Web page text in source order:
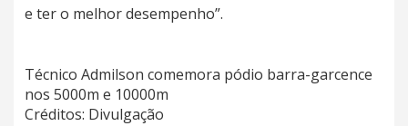
e ter o melhor desempenho”.
Técnico Admilson comemora pódio barra-garcence
nos 5000m e 10000m
Créditos: Divulgação